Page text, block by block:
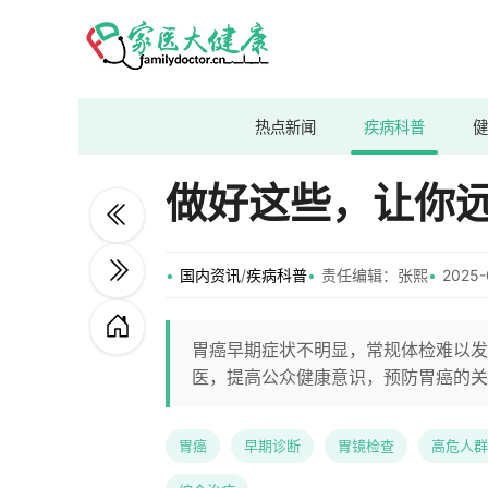
热点新闻 疾病科普
做好这些，让你
国内资讯/疾病科普 责任编辑：张熙
胃癌早期症状不明显，常规体检难以
医，提高公众健康意识，预防胃癌的
胃癌 早期诊断 胃镜检查 高危人群